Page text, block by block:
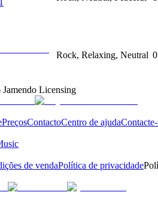
Rock, Relaxing, Neutral
Jamendo Licensing
PreçosContactoCentro de ajuda
de vendaPolítica de privacidade